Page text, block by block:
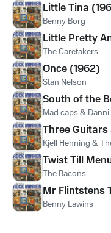
Little Tina
Benny Borg
Little Pretty
The Caretakers
Once (1962)
Stan Nelson
South of the
Mad caps &
Three
Kjell Henning &
Twist Till
The Bacons
Mr Flintstens
Benny Lawins